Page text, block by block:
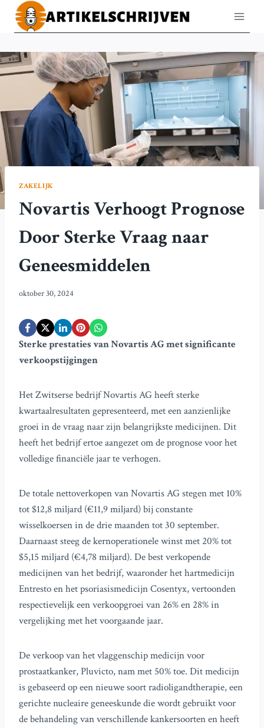
Doorgaan
naar
ZAKELIJK
Novartis Verhoogt Prognose
Door Sterke Vraag naar
Geneesmiddelen
oktober 30, 2024
Sterke prestaties van Novartis AG met significante
verkoopstijgingen
Het Zwitserse bedrijf Novartis AG heeft sterke
kwartaalresultaten gepresenteerd, met een aanzienlijke
groei in de vraag naar zijn belangrijkste medicijnen. Dit
heeft het bedrijf ertoe aangezet om de prognose voor het
volledige financiële jaar te verhogen.
De totale nettoverkopen van Novartis AG stegen met 10%
tot $12,8 miljard (€11,9 miljard) bij constante
wisselkoersen in de drie maanden tot 30 september.
Daarnaast steeg de kernoperationele winst met 20% tot
$5,15 miljard (€4,78 miljard). De best verkopende
medicijnen van het bedrijf, waaronder het hartmedicijn
Entresto en het psoriasismedicijn Cosentyx, vertoonden
respectievelijk een verkoopgroei van 26% en 28% in
vergelijking met het voorgaande jaar.
De verkoop van het vlaggenschip medicijn voor
prostaatkanker, Pluvicto, nam met 50% toe. Dit medicijn
is gebaseerd op een nieuwe soort radioligandtherapie, een
gerichte nucleaire geneeskunde die wordt gebruikt voor
de behandeling van verschillende kankersoorten en heeft